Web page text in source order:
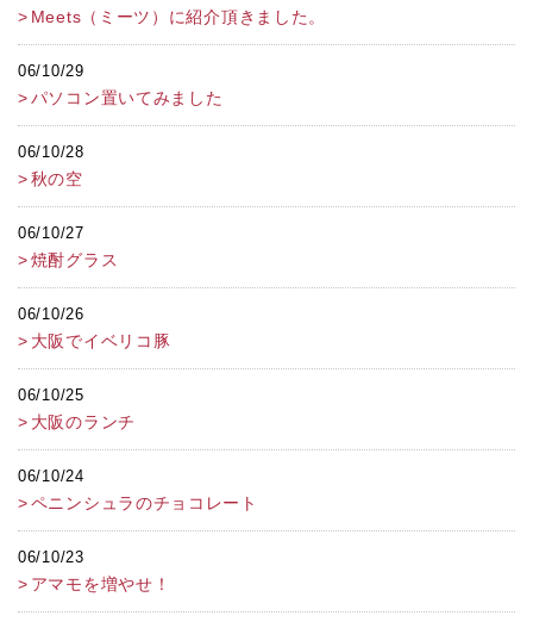
Meets（ミーツ）に紹介頂きました。
06/10/29
パソコン置いてみました
06/10/28
秋の空
06/10/27
焼酎グラス
06/10/26
大阪でイベリコ豚
06/10/25
大阪のランチ
06/10/24
ペニンシュラのチョコレート
06/10/23
アマモを増やせ！